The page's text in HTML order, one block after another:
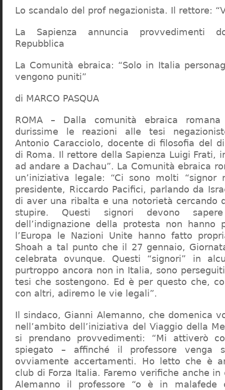
Lo scandalo del prof negazionista. Il rettore:
La Sapienza annuncia provvedimenti
Repubblica
La Comunità ebraica: “Solo in Italia
vengono puniti”
di MARCO PASQUA
ROMA – Dalla comunità ebraica
durissime le reazioni alle tesi
Antonio Caracciolo, docente di filosofia del
di Roma. Il rettore della Sapienza Luigi Frati,
ad andare a Dachau”. La Comunità ebraica
un’iniziativa legale: “Ci sono molti “signor
presidente, Riccardo Pacifici, parlando da
di aver una ribalta e una notorietà cercando
stupire. Questi signori devono
dell’indignazione della protesta non hanno
l’Europa le Nazioni Unite hanno fatto
Shoah a tal punto che il 27 gennaio,
celebrata ovunque. Questi “signori” in
purtroppo ancora non in Italia, sono
tesi che sostengono. Ed è per questo che,
con altri, adiremo le vie legali”.
Il sindaco, Gianni Alemanno, che domenica
nell’ambito dell’iniziativa del Viaggio della
si prendano provvedimenti: “Mi attiverò
spiegato – affinché il professore venga
ovviamente accertamenti. Ho letto che è
club di Forza Italia. Faremo verifiche anche in
Alemanno il professore “o è in malafede